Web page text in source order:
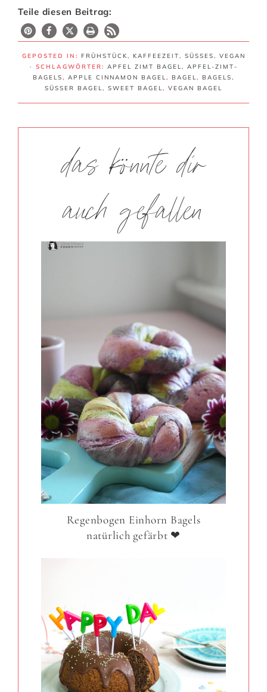
Teile diesen Beitrag:
GEPOSTED IN: FRÜHSTÜCK, KAFFEEZEIT, SÜSSES , VEGAN
· SCHLAGWÖRTER: APFEL ZIMT BAGEL, APFEL-ZIMT-
BAGELS, APPLE CINNAMON BAGEL, BAGEL, BAGELS,
SÜSSER BAGEL
, SWEET BAGEL, VEGAN BAGEL
das könnte dir
auch gefallen
Regenbogen Einhorn Bagels
natürlich gefärbt ❤